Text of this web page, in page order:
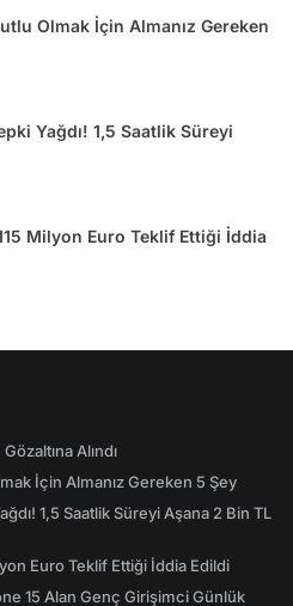
Olmak İçin Almanız Gereken
Yağdı! 1,5 Saatlik Süreyi
Milyon Euro Teklif Ettiği İddia
Alındı
İçin Almanız Gereken 5 Şey
1,5 Saatlik Süreyi Aşana 2 Bin TL
Euro Teklif Ettiği İddia Edildi
15 Alan Genç Girişimci Günlük